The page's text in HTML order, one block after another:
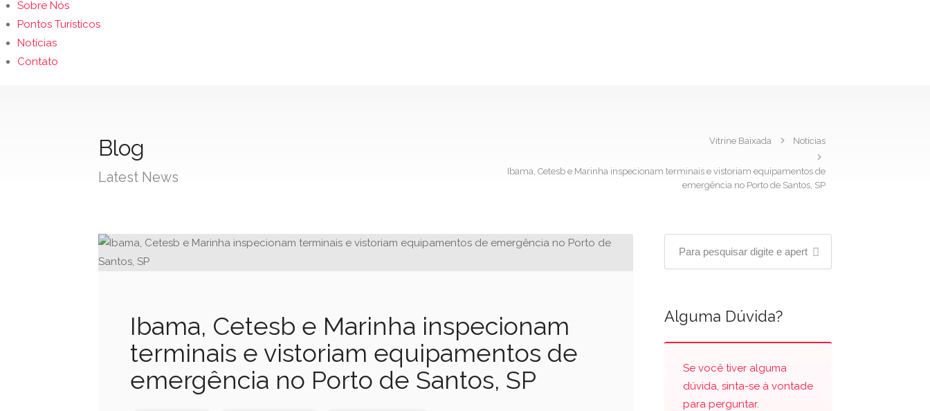
Sobre Nós
Pontos Turísticos
Notícias
Contato
Blog
Latest News
Vitrine Baixada Notícias
Ibama, Cetesb e Marinha inspecionam terminais e vistoriam equipamentos de
emergência no Porto de Santos, SP
Ibama, Cetesb e Marinha inspecionam
terminais e vistoriam equipamentos de
emergência no Porto de Santos, SP
Alguma Dúvida?
Se você tiver alguma
dúvida, sinta-se à vontade
para perguntar.